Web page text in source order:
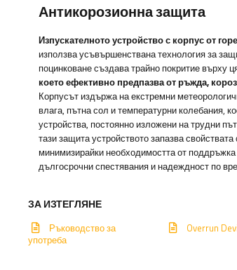
Антикорозионна защита
Изпускателното устройство с корпус от
използва усъвършенствана технология за
поцинковане създава трайно покритие върху
което ефективно предпазва от ръжда,
Корпусът издържа на екстремни
влага, пътна сол и температурни колебания,
устройства, постоянно изложени на трудни
тази защита устройството запазва
минимизирайки необходимостта от
дългосрочни спестявания и надеждност по
ЗА ИЗТЕГЛЯНЕ
Ръководство за
употреба
Overrun